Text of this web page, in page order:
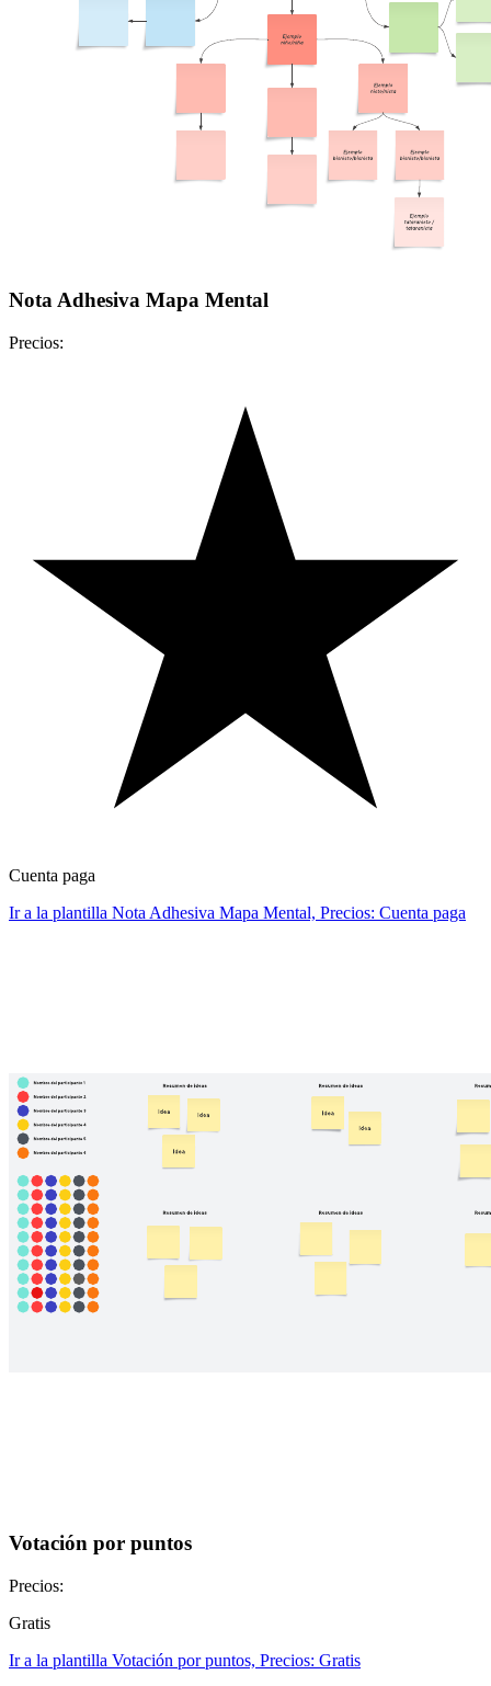
Nota Adhesiva Mapa Mental
Precios:
Cuenta paga
Ir a la plantilla Nota Adhesiva Mapa Mental, Precios: Cuenta paga
Votación por puntos
Precios:
Gratis
Ir a la plantilla Votación por puntos, Precios: Gratis